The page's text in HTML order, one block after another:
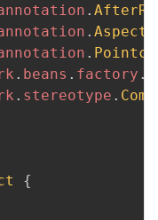
.
. Aspect
.
. beans . factory .
. stereotype .
{